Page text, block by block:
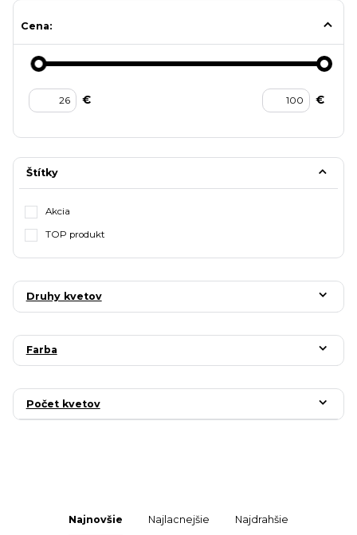
Cena:
€ €
Štítky
Akcia
TOP produkt
Druhy kvetov
Farba
Počet kvetov
Najnovšie Najlacnejšie Najdrahšie